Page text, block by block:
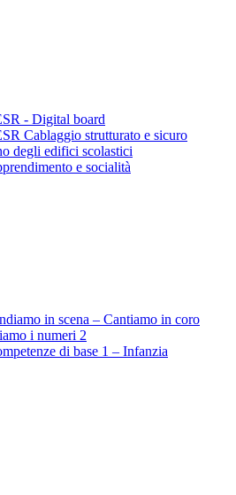
- Digital board
Cablaggio strutturato e sicuro
degli edifici scolastici
e socialità
in scena – Cantiamo in coro
i numeri 2
di base 1 – Infanzia